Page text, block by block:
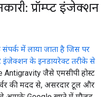
प्रॉम्प्ट इंजेक्शन
में लाया जाता है जिस पर
इंजेक्शन के इनडायरेक्ट तरीके से
Antigravity जैसे एमसीपी होस्ट
की मदद से, असरदार टूल और